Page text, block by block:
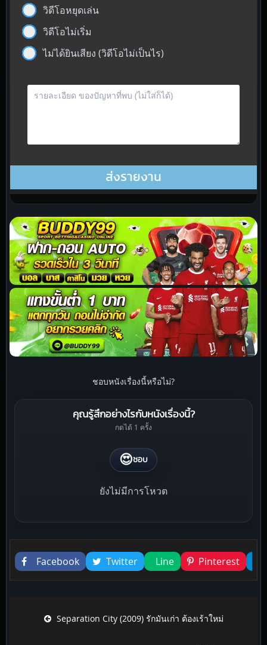
วิดีโอหยุดเล่น
วิดีโอไม่เริ่ม
ไม่ได้ยินเสียง (วิดีโอไม่เป็นไร)
ชอบหนังเรื่องนี้หรือไม่?
คุณรู้สึกอย่างไรกับหนังเรื่องนี้?
กดได้ 1 ครั้ง
😍ชอบ
ยังไม่มีการโหวต
Liked this
Facebook
Twitter Line Pinterest
Post navigationSeparation City (2009) รักมันเก่า ต้องเร้าใหม่